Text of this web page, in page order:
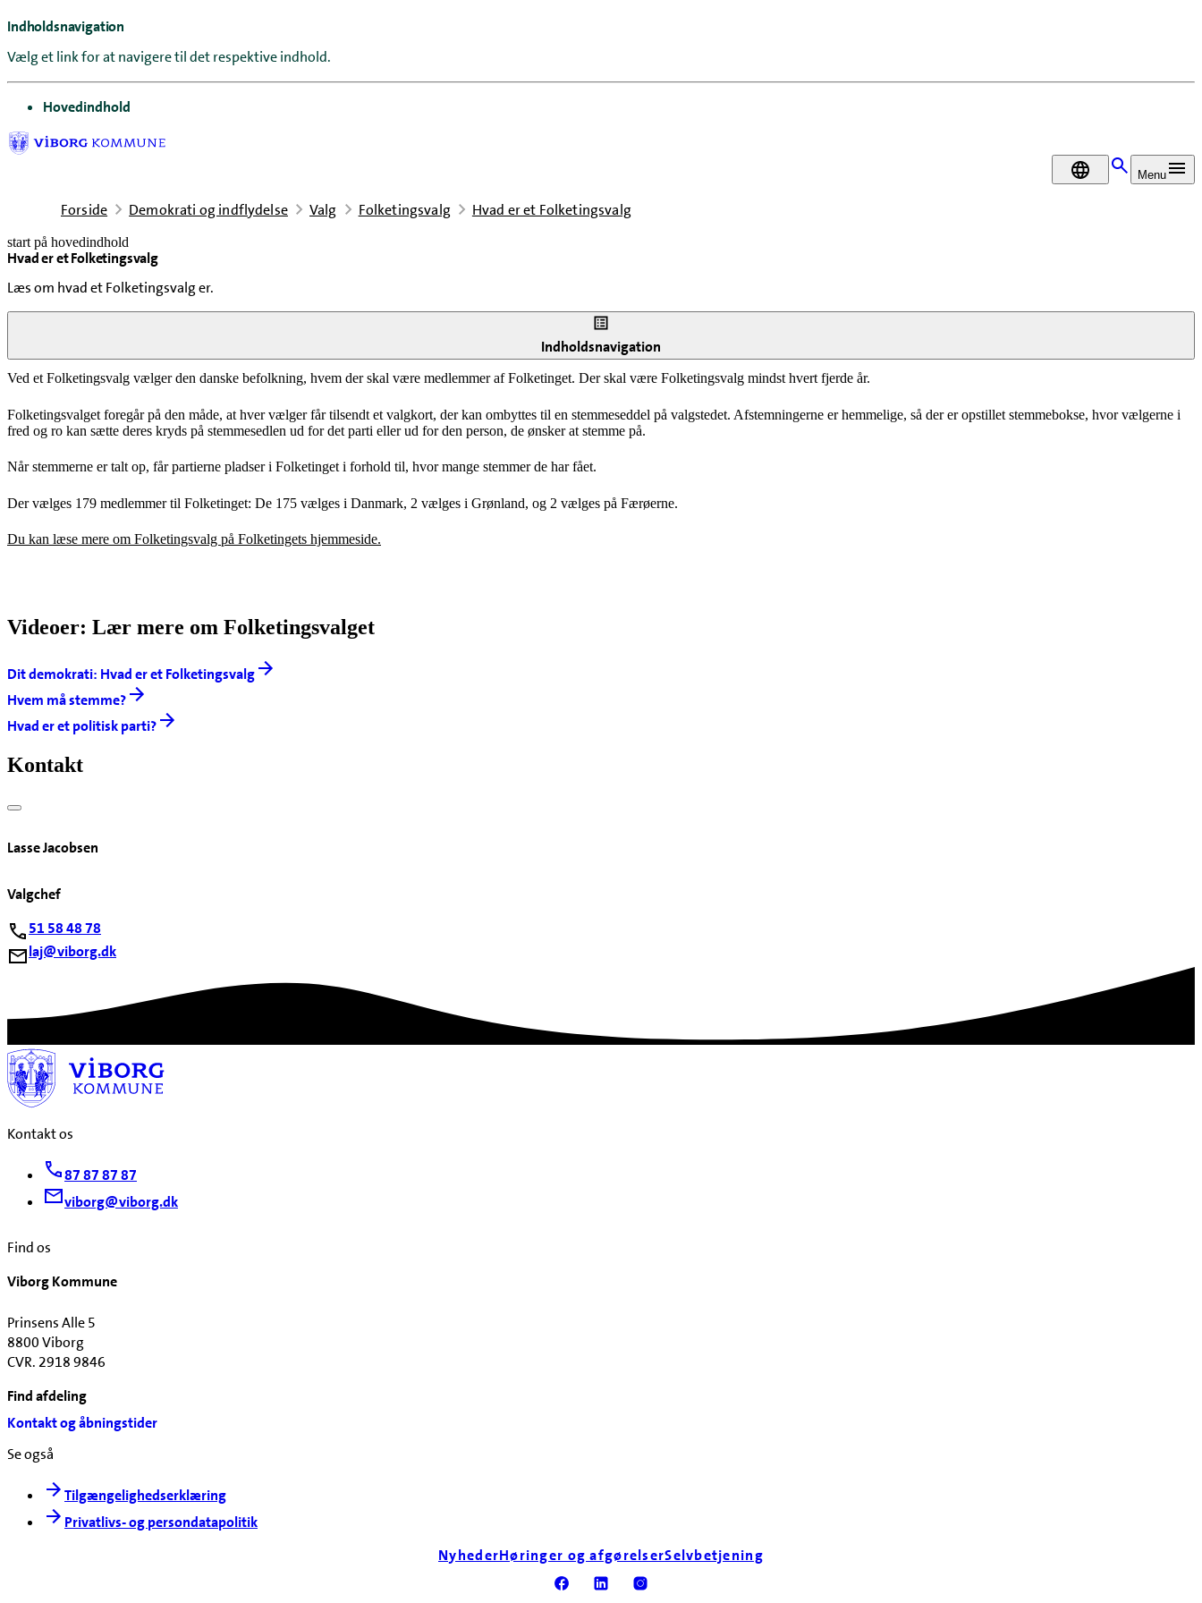
Indholdsnavigation
Vælg et link for at navigere til det respektive indhold.
gå til
Hovedindhold
DA Menu
Forside Demokrati og indflydelse Valg Folketingsvalg Hvad er et Folketingsvalg
start på hovedindhold
Hvad er et Folketingsvalg
Læs om hvad et Folketingsvalg er.
senest opdateret 2. marts 2026
Indholdsnavigation
Ved et Folketingsvalg vælger den danske befolkning, hvem der skal være medlemmer af Folketinget. Der skal være Folketingsvalg mindst hvert fjerde år.
Folketingsvalget foregår på den måde, at hver vælger får tilsendt et valgkort, der kan ombyttes til en stemmeseddel på valgstedet. Afstemningerne er hemmelige, så der er opstillet stemmebokse, hvor vælgerne i
fred og ro kan sætte deres kryds på stemmesedlen ud for det parti eller ud for den person, de ønsker at stemme på.
Når stemmerne er talt op, får partierne pladser i Folketinget i forhold til, hvor mange stemmer de har fået.
Der vælges 179 medlemmer til Folketinget: De 175 vælges i Danmark, 2 vælges i Grønland, og 2 vælges på Færøerne.
Du kan læse mere om Folketingsvalg på Folketingets hjemmeside.
Videoer: Lær mere om Folketingsvalget
Dit demokrati: Hvad er et Folketingsvalg
Hvem må stemme?
Hvad er et politisk parti?
Kontakt
Lasse Jacobsen
Valgchef
51 58 48 78
laj@viborg.dk
Kontakt os
87 87 87 87
viborg@viborg.dk
Find os
Viborg Kommune
Prinsens Alle 5
8800 Viborg
CVR. 2918 9846
Find afdeling
Kontakt og åbningstider
Se også
Tilgængelighedserklæring
Privatlivs- og persondatapolitik
NyhederHøringer og afgørelserSelvbetjening